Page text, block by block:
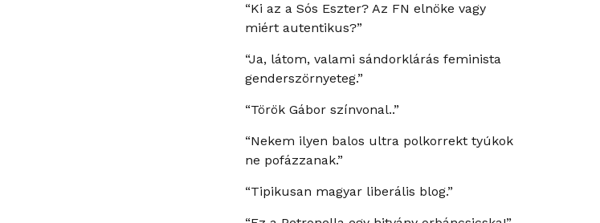
“Ki az a Sós Eszter? Az FN elnöke vagy
miért autentikus?”
“Ja, látom, valami sándorklárás feminista
genderszörnyeteg.”
“Török Gábor színvonal..”
“Nekem ilyen balos ultra polkorrekt tyúkok
ne pofázzanak.”
“Tipikusan magyar liberális blog.”